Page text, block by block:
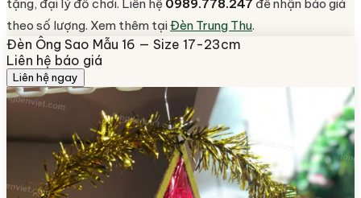
tặng, đại lý đồ chơi. Liên hệ 0989.778.247 để nhận báo giá
theo số lượng. Xem thêm tạiĐèn Trung Thu.
Đèn Ông Sao Mẫu 16 — Size 17-23cm
Liên hệ báo giá
Liên hệ ngay